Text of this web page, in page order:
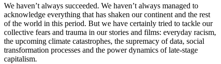
We haven’t always succeeded. We haven’t always managed to
acknowledge everything that has shaken our continent and the rest
of the world in this period. But we have certainly tried to tackle our
collective fears and trauma in our stories and films: everyday racism,
the upcoming climate catastrophes, the supremacy of data, social
transformation processes and the power dynamics of late-stage
capitalism.